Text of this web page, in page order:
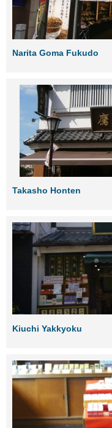
Narita Goma Fukudo
Takasho Honten
Kiuchi Yakkyoku